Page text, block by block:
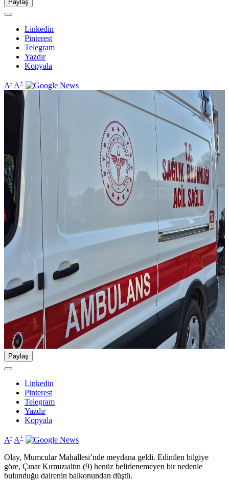
Paylaş
Linkedin
Pinterest
Telegram
Yazdır
Kopyala
A- A+
Paylaş
Linkedin
Pinterest
Telegram
Yazdır
Kopyala
A- A+
Olay, Mumcular Mahallesi’nde meydana geldi. Edinilen bilgiye
göre, Çınar Kırmızıaltın (9) henüz belirlenemeyen bir nedenle
bulunduğu dairenin balkonundan düştü.